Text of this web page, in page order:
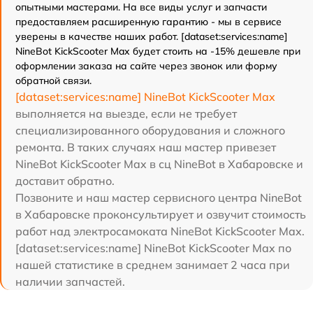
опытными мастерами. На все виды услуг и запчасти
предоставляем расширенную гарантию - мы в сервисе
уверены в качестве наших работ. [dataset:services:name]
NineBot KickScooter Max будет стоить на -15% дешевле при
оформлении заказа на сайте через звонок или форму
обратной связи.
[dataset:services:name] NineBot KickScooter Max
выполняется на выезде, если не требует
специализированного оборудования и сложного
ремонта. В таких случаях наш мастер привезет
NineBot KickScooter Max в сц NineBot в Хабаровске и
доставит обратно.
Позвоните и наш мастер сервисного центра NineBot
в Хабаровске проконсультирует и озвучит стоимость
работ над электросамоката NineBot KickScooter Max.
[dataset:services:name] NineBot KickScooter Max по
нашей статистике в среднем занимает 2 часа при
наличии запчастей.